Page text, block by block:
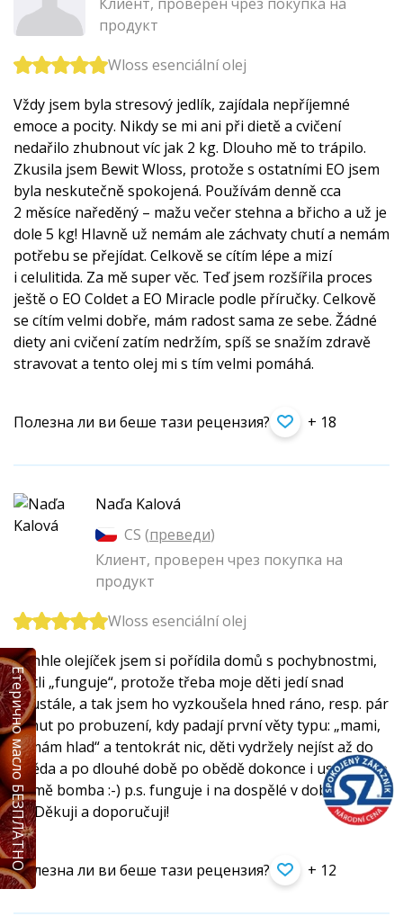
продукт
Wloss esenciální olej
Vždy jsem byla stresový jedlík, zajídala nepříjemné
emoce a pocity. Nikdy se mi ani při dietě a cvičení
nedařilo zhubnout víc jak 2 kg. Dlouho mě to trápilo.
Zkusila jsem Bewit Wloss, protože s ostatními EO jsem
byla neskutečně spokojená. Používám denně cca
2 měsíce naředěný – mažu večer stehna a břicho a už je
dole 5 kg! Hlavně už nemám ale záchvaty chutí a nemám
potřebu se přejídat. Celkově se cítím lépe a mizí
i celulitida. Za mě super věc. Teď jsem rozšířila proces
ještě o EO Coldet a EO Miracle podle příručky. Celkově
se cítím velmi dobře, mám radost sama ze sebe. Žádné
diety ani cvičení zatím nedržím, spíš se snažím zdravě
stravovat a tento olej mi s tím velmi pomáhá.
Полезна ли ви беше тази рецензия? + 18
Naďa Kalová
CS (преведи)
Клиент, проверен чрез покупка на
продукт
Wloss esenciální olej
Tenhle olejíček jsem si pořídila domů s pochybnostmi,
jestli „funguje“, protože třeba moje děti jedí snad
neustále, a tak jsem ho vyzkoušela hned ráno, resp. pár
minut po probuzení, kdy padají první věty typu: „mami,
já mám hlad“ a tentokrát nic, děti vydržely nejíst až do
oběda a po dlouhé době po obědě dokonce i usly, takže
za mě bomba :-) p.s. funguje i na dospělé v době Vánoc
:-)) Děkuji a doporučuji!
Полезна ли ви беше тази рецензия? + 12
Етерично масло БЕЗПЛАТНО